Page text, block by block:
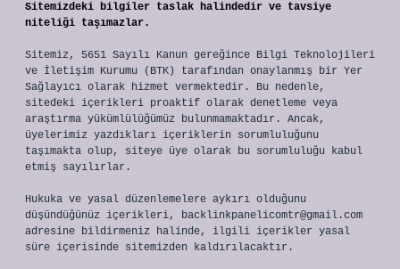
Sitemizdeki bilgiler taslak halindedir ve tavsiye
niteliği taşımazlar.
Sitemiz, 5651 Sayılı Kanun gereğince Bilgi Teknolojileri
ve İletişim Kurumu (BTK) tarafından onaylanmış bir Yer
Sağlayıcı olarak hizmet vermektedir. Bu nedenle,
sitedeki içerikleri proaktif olarak denetleme veya
araştırma yükümlülüğümüz bulunmamaktadır. Ancak,
üyelerimiz yazdıkları içeriklerin sorumluluğunu
taşımakta olup, siteye üye olarak bu sorumluluğu kabul
etmiş sayılırlar.
Hukuka ve yasal düzenlemelere aykırı olduğunu
düşündüğünüz içerikleri, backlinkpanelicomtr@gmail.com
adresine bildirmeniz halinde, ilgili içerikler yasal
süre içerisinde sitemizden kaldırılacaktır.